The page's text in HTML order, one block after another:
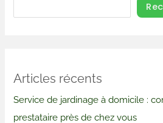
Articles récents
Service de jardinage à domicile :
prestataire près de chez vous